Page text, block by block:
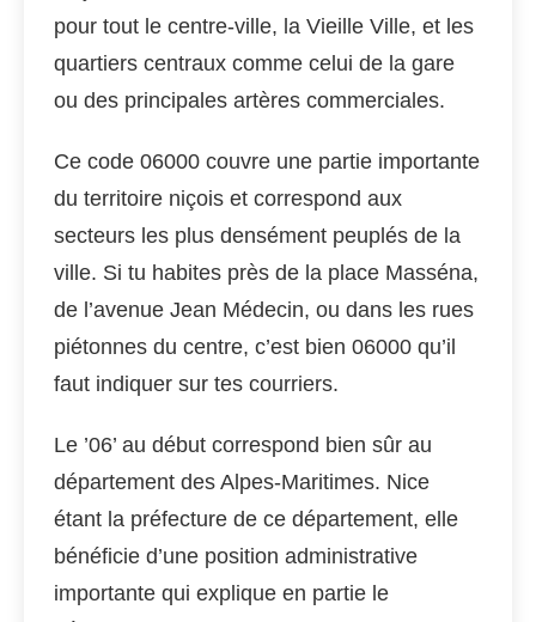
pour tout le centre-ville, la Vieille Ville, et les
quartiers centraux comme celui de la gare
ou des principales artères commerciales.
Ce code 06000 couvre une partie importante
du territoire niçois et correspond aux
secteurs les plus densément peuplés de la
ville. Si tu habites près de la place Masséna,
de l’avenue Jean Médecin, ou dans les rues
piétonnes du centre, c’est bien 06000 qu’il
faut indiquer sur tes courriers.
Le ’06’ au début correspond bien sûr au
département des Alpes-Maritimes. Nice
étant la préfecture de ce département, elle
bénéficie d’une position administrative
importante qui explique en partie le